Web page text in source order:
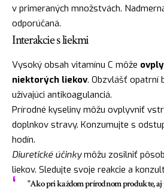
v primeraných množstvách.
odporúčaná.
Interakcie s liekmi
Vysoký obsah vitamínu C môže
niektorých liekov. Obzvlášť opatrní
užívajúci antikoagulanciá.
Prírodné kyseliny môžu ovplyvniť
doplnkov stravy. Konzumujte s
hodín.
Diuretické účinkymôžu zosilniť
liekov. Sledujte svoje reakcie a
"Ako pri každom prírodnom produkte, aj